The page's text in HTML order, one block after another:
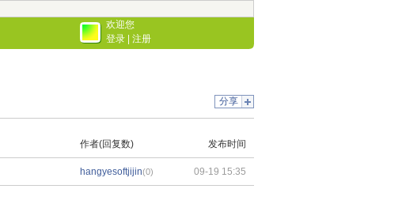
欢迎您
登录
注册
分享
作者(回复数) 发布时间
hangyesoftjijin(0) 09-19 15:35